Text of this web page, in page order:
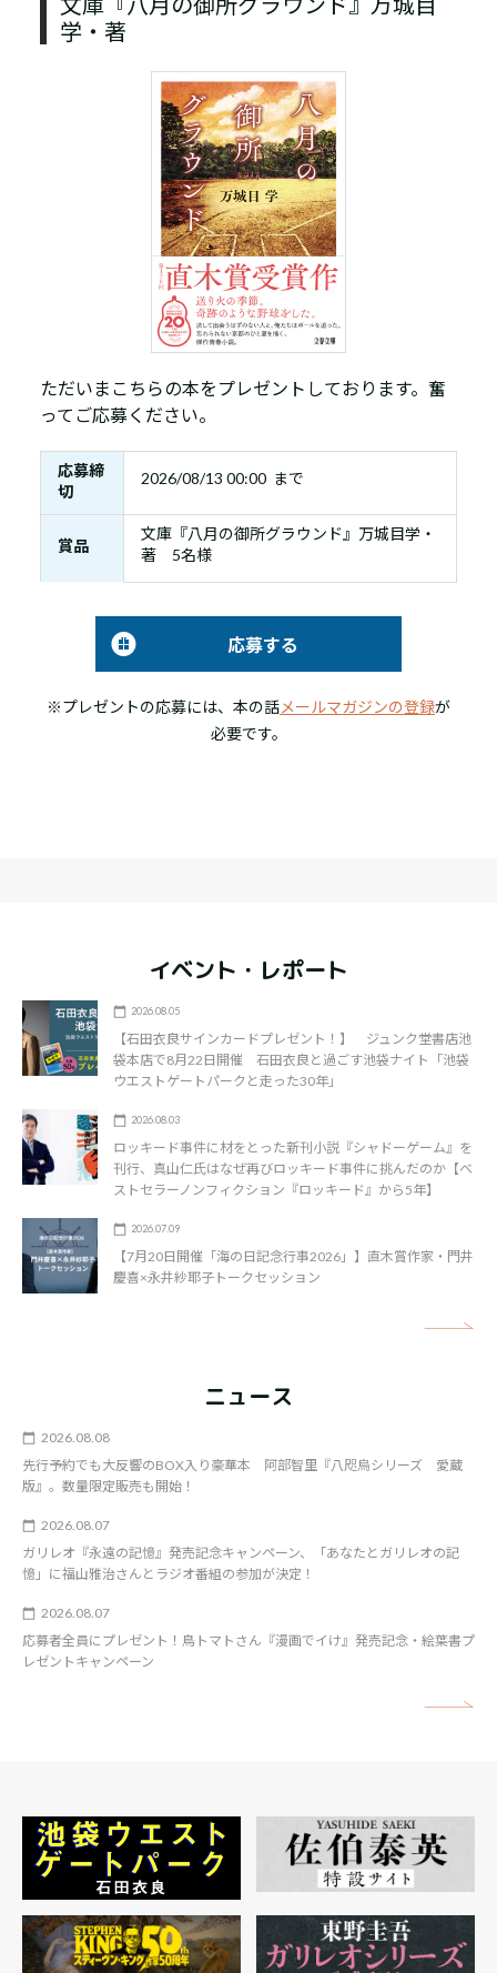
学・著
ただいまこちらの本をプレゼントしております。奮
ってご応募ください。
応募締
切
2026/08/13 00:00 まで
賞品
文庫『八月の御所グラウンド』万城目学・
著 5名様
応募する
※プレゼントの応募には、本の話メールマガジンの登録が
必要です。
イベント・レポート
2026.08.05
【石田衣良サインカードプレゼント！】 ジュンク堂書店池
袋本店で8月22日開催 石田衣良と過ごす池袋ナイト「池袋
ウエストゲートパークと走った30年」
2026.08.03
ロッキード事件に材をとった新刊小説『シャドーゲーム』を
刊行、真山仁氏はなぜ再びロッキード事件に挑んだのか【ベ
ストセラーノンフィクション『ロッキード』から5年】
2026.07.09
【7月20日開催「海の日記念行事2026」】直木賞作家・門井
慶喜×永井紗耶子トークセッション
ニュース
2026.08.08
先行予約でも大反響のBOX入り豪華本 阿部智里『八咫烏シリーズ 愛蔵
版』。数量限定販売も開始！
2026.08.07
ガリレオ『永遠の記憶』発売記念キャンペーン、「あなたとガリレオの記
憶」に福山雅治さんとラジオ番組の参加が決定！
2026.08.07
応募者全員にプレゼント！鳥トマトさん『漫画でイけ』発売記念・絵葉書プ
レゼントキャンペーン